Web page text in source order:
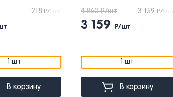
218 Р/1 шт
1 шт
В корзину
3 159 Р/1
4 860 Р/шт
3 159 Р/шт
1 шт
В корзину